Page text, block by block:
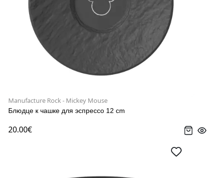
Manufacture Rock - Mickey Mouse
Блюдце к чашке для эспрессо 12 cm
20.00€